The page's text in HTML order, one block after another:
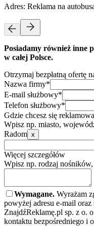
Adres: Reklama na
Posiadamy również inne
w całej Polsce.
Otrzymaj bezpłatną ofertę
Nazwa firmy*
E-mail służbowy*
Telefon służbowy*
Gdzie chcesz się
Wpisz np. miasto,
Radom x
Więcej szczegółów
Wpisz np. rodzaj
Wymagane. Wyrażam
powyżej adresu e-mail
ZnajdźReklamę.pl sp. z o.
kontaktu bezpośredniego i